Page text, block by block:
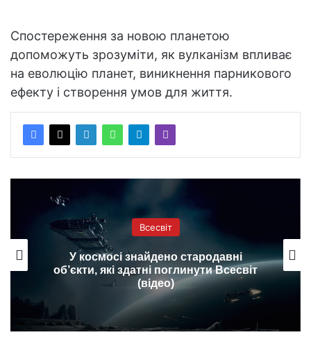
Спостереження за новою планетою
допоможуть зрозуміти, як вулканізм впливає
на еволюцію планет, виникнення парникового
ефекту і створення умов для життя.
Всесвіт
У космосі знайдено стародавні
об’єкти, які здатні поглинути Всесвіт
(відео)